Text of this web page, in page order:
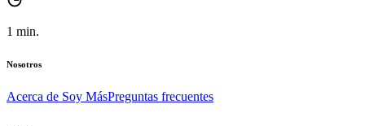
1 min.
Nosotros
Acerca de Soy MásPreguntas frecuentes